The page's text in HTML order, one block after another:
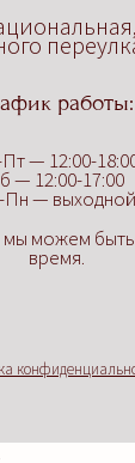
работы:
— 12:00-
— 12:00-17:00
Пн — выходной
можем
время.